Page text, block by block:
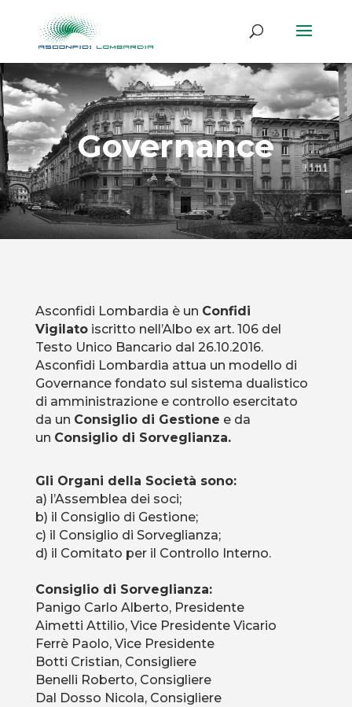
Governance
Asconfidi Lombardia è un Confidi
Vigilato iscritto nell’Albo ex art. 106 del
Testo Unico Bancario dal 26.10.2016.
Asconfidi Lombardia attua un modello di
Governance fondato sul sistema dualistico
di amministrazione e controllo esercitato
da un Consiglio di Gestione e da
un Consiglio di Sorveglianza.
Gli Organi della Società sono:
a) l’Assemblea dei soci;
b) il Consiglio di Gestione;
c) il Consiglio di Sorveglianza;
d) il Comitato per il Controllo Interno.
Consiglio di Sorveglianza:
Panigo Carlo Alberto, Presidente
Aimetti Attilio, Vice Presidente Vicario
Ferrè Paolo, Vice Presidente
Botti Cristian, Consigliere
Benelli Roberto, Consigliere
Dal Dosso Nicola, Consigliere